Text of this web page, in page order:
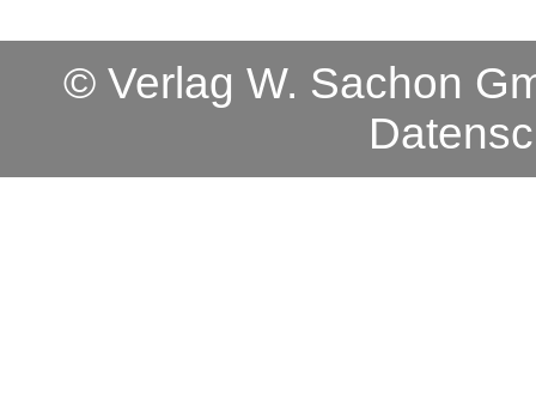
© Verlag W. Sachon